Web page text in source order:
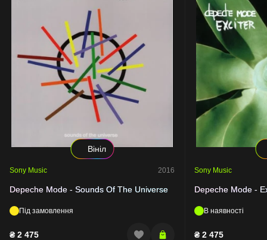
Вініл
Sony Music 2016
Depeche Mode - Sounds Of The Universe
Під замовлення
₴ 2 475
Sony Music
Depeche Mode -
В наявності
₴ 2 475